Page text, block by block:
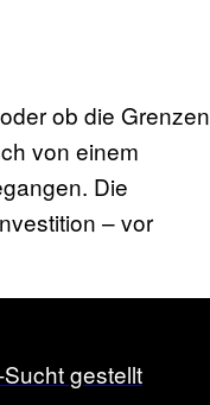
ob die Grenzen
von einem
Die
– vor
gestellt